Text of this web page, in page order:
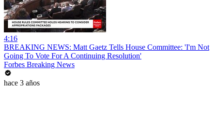
4:16
BREAKING NEWS: Matt Gaetz Tells House Committee: 'I'm Not
Going To Vote For A Continuing Resolution'
Forbes Breaking News
hace 3 años